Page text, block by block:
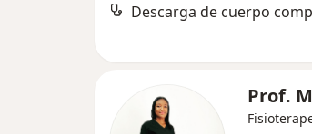
Descarga de cuerpo
Prof.